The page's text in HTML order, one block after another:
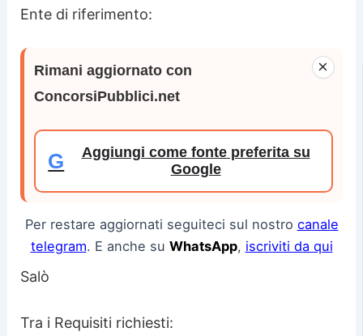
Ente di riferimento:
×
Rimani aggiornato con
ConcorsiPubblici.net
G
Aggiungi come fonte preferita su
Google
Per restare aggiornati seguiteci sul nostro canale
telegram. E anche su WhatsApp, iscriviti da qui
Salò
Tra i Requisiti richiesti: